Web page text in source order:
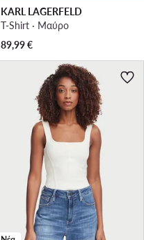
KARL LAGERFELD
T-Shirt · Μαύρο
89,99€